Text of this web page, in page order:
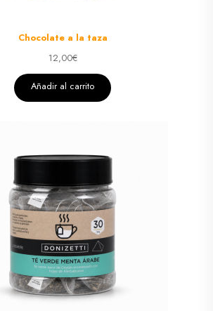
Chocolate a la taza
12,00€
Añadir al carrito